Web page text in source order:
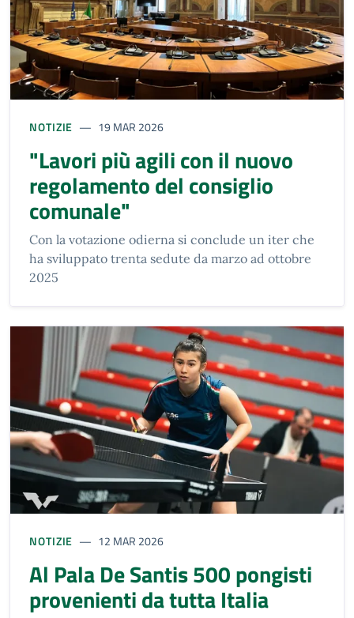
NOTIZIE 19 MAR 2026
"Lavori più agili con il nuovo
regolamento del consiglio
comunale"
Con la votazione odierna si conclude un iter che
ha sviluppato trenta sedute da marzo ad ottobre
2025
NOTIZIE 12 MAR 2026
Al Pala De Santis 500 pongisti
provenienti da tutta Italia